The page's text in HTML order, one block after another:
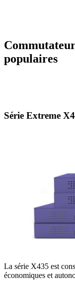
populaires
Série Extreme
La série X435 est
économiques et